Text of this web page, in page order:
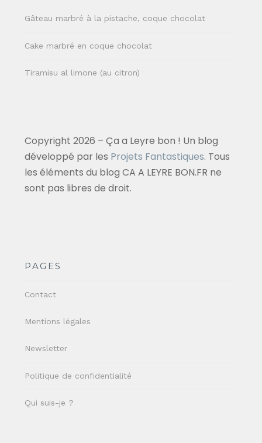
Gâteau marbré à la pistache, coque chocolat
Cake marbré en coque chocolat
Tiramisu al limone (au citron)
Copyright 2026 – Ça a Leyre bon ! Un blog
développé par les Projets Fantastiques. Tous
les éléments du blog CA A LEYRE BON.FR ne
sont pas libres de droit.
PAGES
Contact
Mentions légales
Newsletter
Politique de confidentialité
Qui suis-je ?